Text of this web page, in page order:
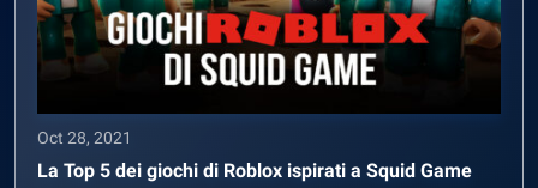
Oct 28, 2021
La Top 5 dei giochi di Roblox ispirati a Squid Game